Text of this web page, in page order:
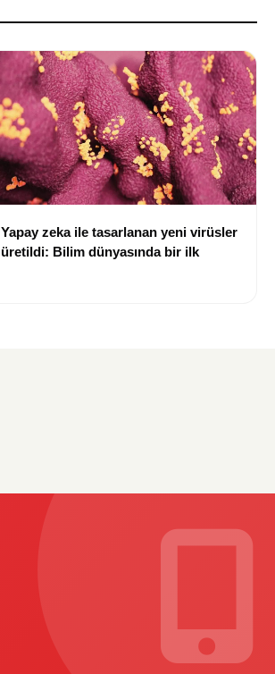
Yapay zeka ile tasarlanan yeni virüsler
üretildi: Bilim dünyasında bir ilk